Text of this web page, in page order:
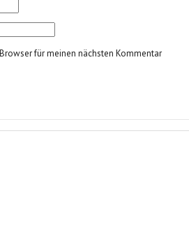
für meinen nächsten Kommentar